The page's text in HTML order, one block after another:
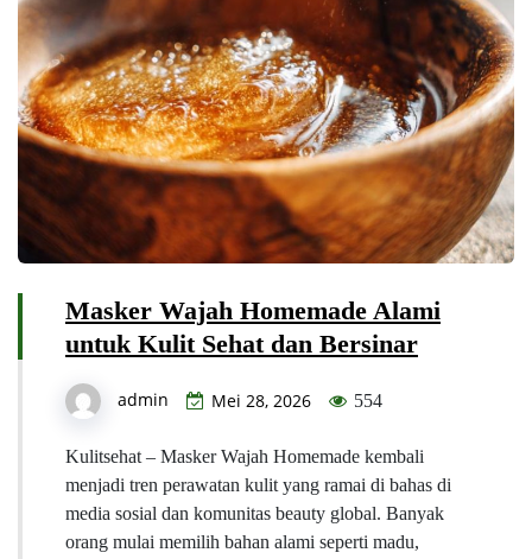
Masker Wajah Homemade Alami
untuk Kulit Sehat dan Bersinar
admin Mei 28, 2026 554
Kulitsehat – Masker Wajah Homemade kembali
menjadi tren perawatan kulit yang ramai di bahas di
media sosial dan komunitas beauty global. Banyak
orang mulai memilih bahan alami seperti madu,